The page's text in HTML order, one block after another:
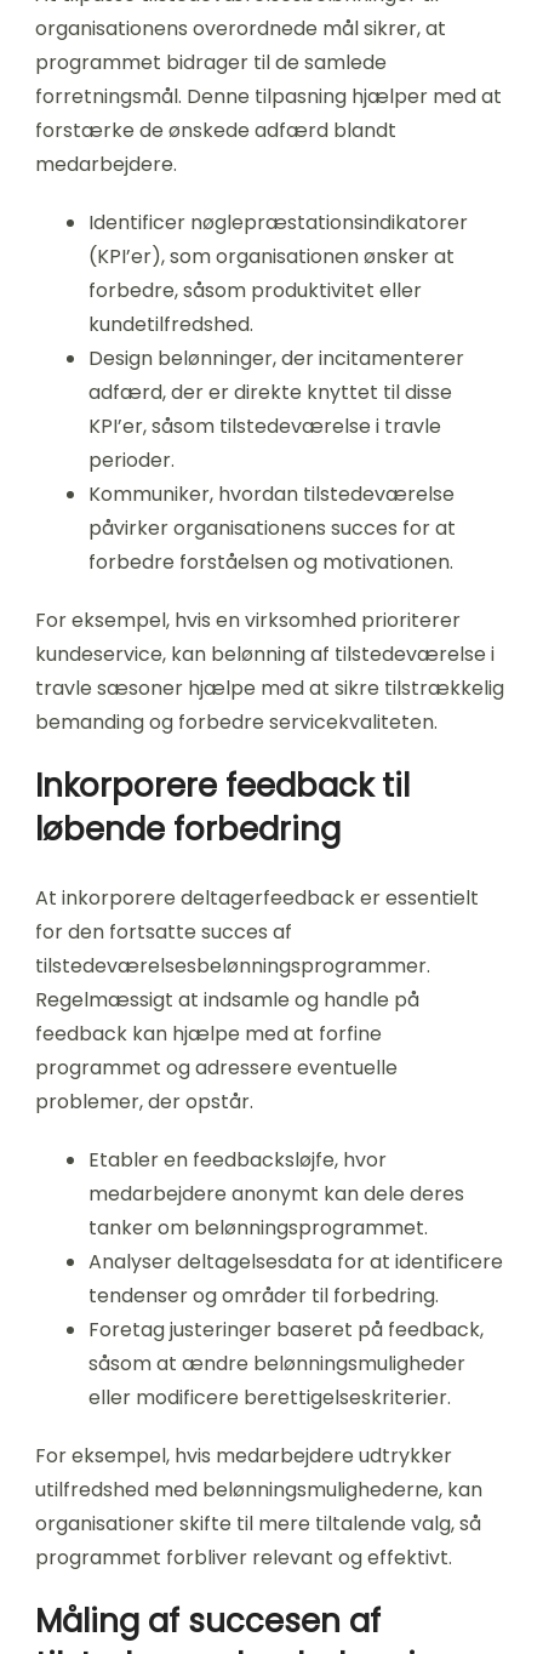
organisationens overordnede mål sikrer, at
programmet bidrager til de samlede
forretningsmål. Denne tilpasning hjælper med at
forstærke de ønskede adfærd blandt
medarbejdere.
Identificer nøglepræstationsindikatorer
(KPI’er), som organisationen ønsker at
forbedre, såsom produktivitet eller
kundetilfredshed.
Design belønninger, der incitamenterer
adfærd, der er direkte knyttet til disse
KPI’er, såsom tilstedeværelse i travle
perioder.
Kommuniker, hvordan tilstedeværelse
påvirker organisationens succes for at
forbedre forståelsen og motivationen.
For eksempel, hvis en virksomhed prioriterer
kundeservice, kan belønning af tilstedeværelse i
travle sæsoner hjælpe med at sikre tilstrækkelig
bemanding og forbedre servicekvaliteten.
Inkorporere feedback til
løbende forbedring
At inkorporere deltagerfeedback er essentielt
for den fortsatte succes af
tilstedeværelsesbelønningsprogrammer.
Regelmæssigt at indsamle og handle på
feedback kan hjælpe med at forfine
programmet og adressere eventuelle
problemer, der opstår.
Etabler en feedbacksløjfe, hvor
medarbejdere anonymt kan dele deres
tanker om belønningsprogrammet.
Analyser deltagelsesdata for at identificere
tendenser og områder til forbedring.
Foretag justeringer baseret på feedback,
såsom at ændre belønningsmuligheder
eller modificere berettigelseskriterier.
For eksempel, hvis medarbejdere udtrykker
utilfredshed med belønningsmulighederne, kan
organisationer skifte til mere tiltalende valg, så
programmet forbliver relevant og effektivt.
Måling af succesen af